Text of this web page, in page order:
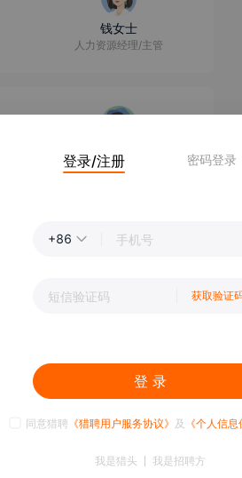
钱女士
人力资源经理/主管
王先生
总经理
招聘经理/主管
孙女士
猎头顾问
登录/注册 密码登录
+86
获取验证
登 录
同意猎聘 《猎聘用户服务协议》 及 《个人信
我是猎头 我是招聘方